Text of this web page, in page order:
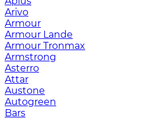
Arivo
Armour
Armour Lande
Armour Tronmax
Armstrong
Asterro
Attar
Austone
Autogreen
Bars